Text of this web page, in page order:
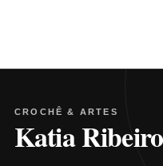
CROCHÊ & ARTES
Katia Ribeiro